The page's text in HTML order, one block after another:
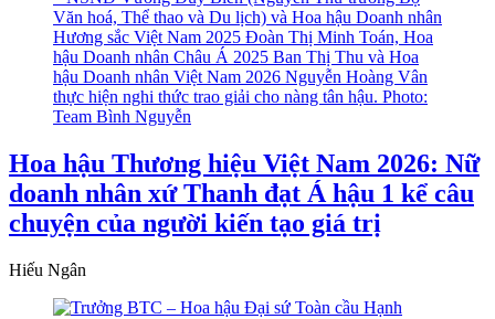
Hoa hậu Thương hiệu Việt Nam 2026: Nữ
doanh nhân xứ Thanh đạt Á hậu 1 kể câu
chuyện của người kiến tạo giá trị
Hiếu Ngân